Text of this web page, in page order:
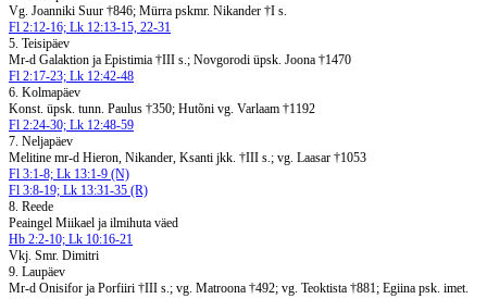
Vg. Joanniki Suur †846; Mürra pskmr. Nikander †I s.
Fl 2:12-16; Lk 12:13-15, 22-31
5. Teisipäev
Mr-d Galaktion ja Epistimia †III s.; Novgorodi üpsk. Joona †1470
Fl 2:17-23; Lk 12:42-48
6. Kolmapäev
Konst. üpsk. tunn. Paulus †350; Hutõni vg. Varlaam †1192
Fl 2:24-30; Lk 12:48-59
7. Neljapäev
Melitine mr-d Hieron, Nikander, Ksanti jkk. †III s.; vg. Laasar †1053
Fl 3:1-8; Lk 13:1-9 (N)
Fl 3:8-19; Lk 13:31-35 (R)
8. Reede
Peaingel Miikael ja ilmihuta väed
Hb 2:2-10; Lk 10:16-21
Vkj. Smr. Dimitri
9. Laupäev
Mr-d Onisifor ja Porfiiri †III s.; vg. Matroona †492; vg. Teoktista †881; Egiina psk. imet.